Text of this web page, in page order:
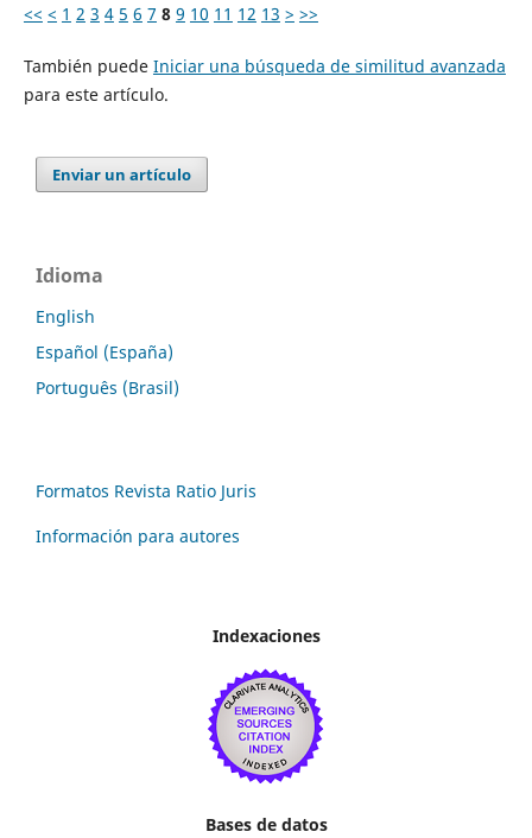
<< < 1 2 3 4 5 6 7 8 9 10 11 12 13 > >>
También puede Iniciar una búsqueda de similitud avanzada
para este artículo.
Enviar un artículo
Idioma
English
Español (España)
Português (Brasil)
Formatos Revista Ratio Juris
Información para autores
Indexaciones
Bases de datos